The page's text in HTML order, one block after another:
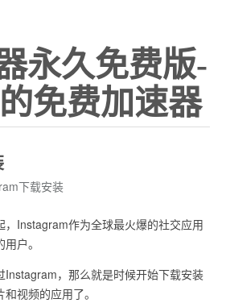
永久免费版-
免费加速器
下载安装
Instagram作为全球最火爆的社交应用
户。
，那么就是时候开始下载安装
视频的应用了。